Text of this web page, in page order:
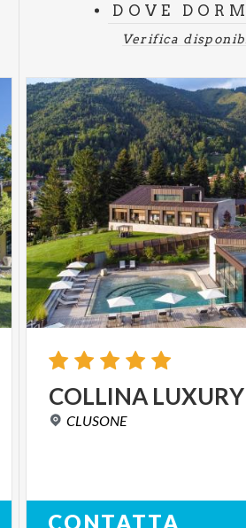
DOVE
Verifica
COLLINA LUXURY
CLUSONE
CONTATTA